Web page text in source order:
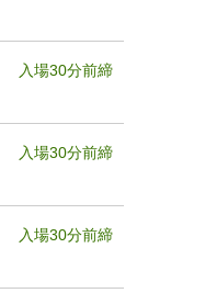
入場30分前締
入場30分前締
入場30分前締